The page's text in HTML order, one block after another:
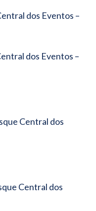
dos Eventos –
dos Eventos –
Central dos
Central dos